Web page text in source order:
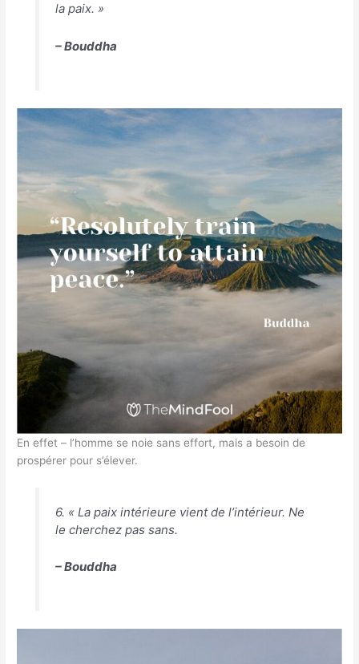
la paix. »
– Bouddha
En effet – l’homme se noie sans effort, mais a besoin de
prospérer pour s’élever.
6. « La paix intérieure vient de l’intérieur. Ne
le cherchez pas sans.
– Bouddha